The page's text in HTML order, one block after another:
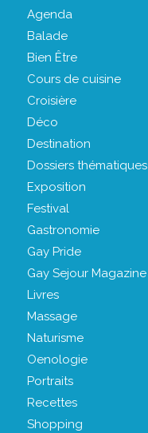
Agenda
Balade
Bien Être
Cours de cuisine
Croisière
Déco
Destination
Dossiers thématiques
Exposition
Festival
Gastronomie
Gay Pride
Gay Sejour Magazine
Livres
Massage
Naturisme
Oenologie
Portraits
Recettes
Shopping